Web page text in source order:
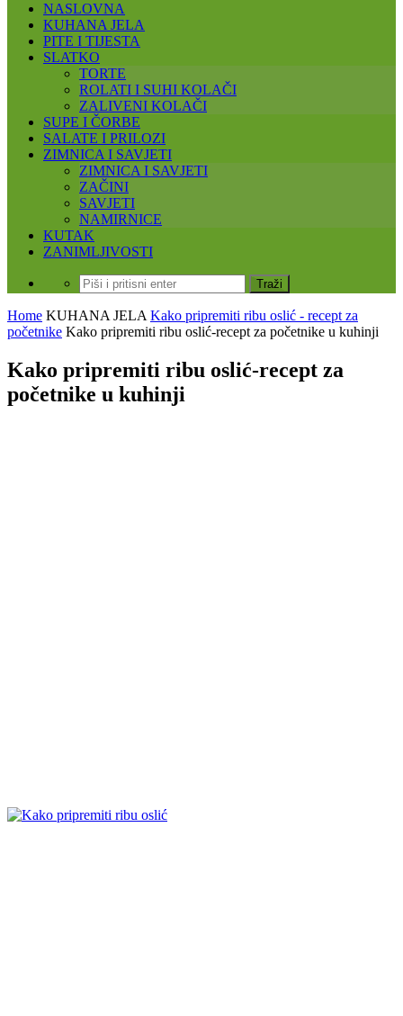
NASLOVNA
KUHANA JELA
PITE I TIJESTA
SLATKO
TORTE
ROLATI I SUHI KOLAČI
ZALIVENI KOLAČI
SUPE I ČORBE
SALATE I PRILOZI
ZIMNICA I SAVJETI
ZIMNICA I SAVJETI
ZAČINI
SAVJETI
NAMIRNICE
KUTAK
ZANIMLJIVOSTI
Home KUHANA JELA Kako pripremiti ribu oslić - recept za
početnike Kako pripremiti ribu oslić-recept za početnike u kuhinji
Kako pripremiti ribu oslić-recept za
početnike u kuhinji